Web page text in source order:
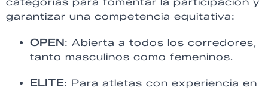
garantizar una competencia equitativa:
OPEN : Abierta a todos los corredores,
tanto masculinos como femeninos.
ELITE: Para atletas con experiencia en